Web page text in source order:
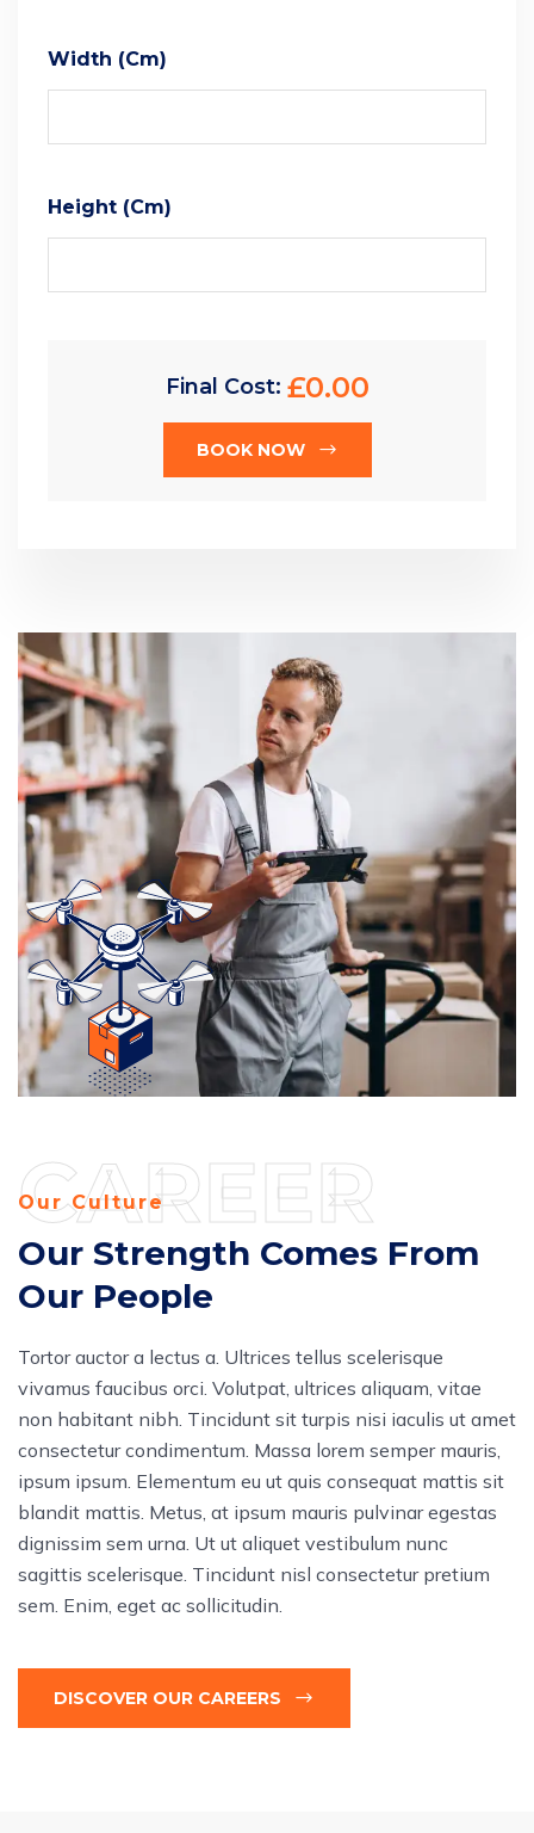
Width (cm)
Height (cm)
Final Cost: £0.00
BOOK NOW
CAREER
Our Culture
Our Strength Comes From
Our People
Tortor auctor a lectus a. Ultrices tellus scelerisque
vivamus faucibus orci. Volutpat, ultrices aliquam, vitae
non habitant nibh. Tincidunt sit turpis nisi iaculis ut amet
consectetur condimentum. Massa lorem semper mauris,
ipsum ipsum. Elementum eu ut quis consequat mattis sit
blandit mattis. Metus, at ipsum mauris pulvinar egestas
dignissim sem urna. Ut ut aliquet vestibulum nunc
sagittis scelerisque. Tincidunt nisl consectetur pretium
sem. Enim, eget ac sollicitudin.
DISCOVER OUR CAREERS